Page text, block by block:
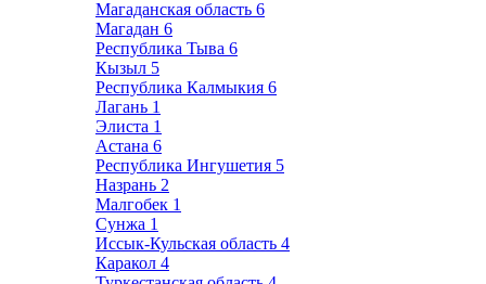
Магаданская область 6
Магадан 6
Республика Тыва 6
Кызыл 5
Республика Калмыкия 6
Лагань 1
Элиста 1
Астана 6
Республика Ингушетия 5
Назрань 2
Малгобек 1
Сунжа 1
Иссык-Кульская область 4
Каракол 4